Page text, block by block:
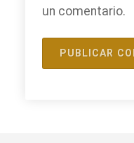
un comentario.